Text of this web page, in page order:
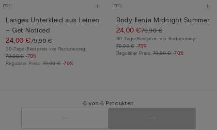
Langes Unterkleid aus Leinen
– Get Noticed
24,00 €79,90 €
30-Tage-Bestpreis vor Reduzierung:
79,90 € -70%
Regulärer Preis: 79,90 € -70%
Body Ilenia Midnight Summer
24,00 €79,90 €
30-Tage-Bestpreis vor Reduzierung:
79,90 € -70%
Regulärer Preis: 79,90 € -70%
6 von 6 Produkten